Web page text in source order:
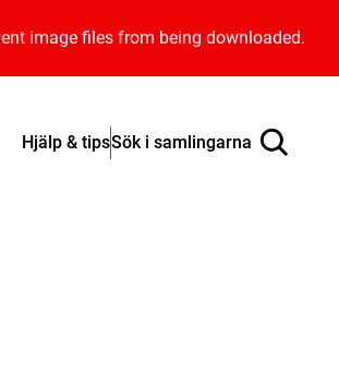
image files from being downloaded.
Hjälp & tipsSök i samlingarna